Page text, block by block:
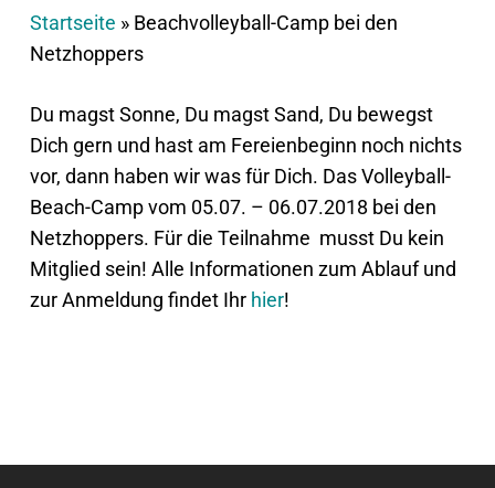
Startseite » Beachvolleyball-Camp bei den
Netzhoppers
Du magst Sonne, Du magst Sand, Du bewegst
Dich gern und hast am Fereienbeginn noch nichts
vor, dann haben wir was für Dich. Das Volleyball-
Beach-Camp vom 05.07. – 06.07.2018 bei den
Netzhoppers. Für die Teilnahme musst Du kein
Mitglied sein! Alle Informationen zum Ablauf und
zur Anmeldung findet Ihr hier!